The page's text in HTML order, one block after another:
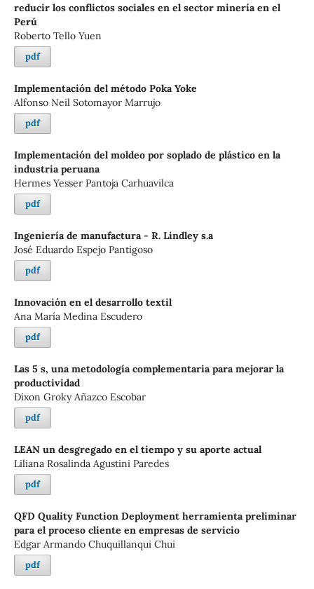
reducir los conflictos sociales en el sector minería en el
Perú
Roberto Tello Yuen
pdf
Implementación del método Poka Yoke
Alfonso Neil Sotomayor Marrujo
pdf
Implementación del moldeo por soplado de plástico en la
industria peruana
Hermes Yesser Pantoja Carhuavilca
pdf
Ingeniería de manufactura - R. Lindley s.a
José Eduardo Espejo Pantigoso
pdf
Innovación en el desarrollo textil
Ana María Medina Escudero
pdf
Las 5 s, una metodología complementaria para mejorar la
productividad
Dixon Groky Añazco Escobar
pdf
LEAN un desgregado en el tiempo y su aporte actual
Liliana Rosalinda Agustini Paredes
pdf
QFD Quality Function Deployment herramienta preliminar
para el proceso cliente en empresas de servicio
Edgar Armando Chuquillanqui Chui
pdf